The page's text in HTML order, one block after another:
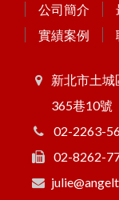
公司簡介
實績案例
新北市土
365巷10號
02-2263-
02-8262-